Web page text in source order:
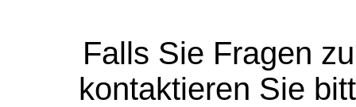
Falls Sie Fragen
kontaktieren Sie